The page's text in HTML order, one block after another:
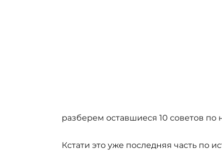
разберем оставшиеся 10 советов
Кстати это уже последняя часть по